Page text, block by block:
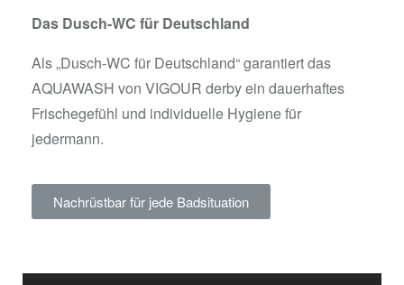
Das Dusch-WC für Deutschland
Als „Dusch-WC für Deutschland“ garantiert das
AQUAWASH von VIGOUR derby ein dauerhaftes
Frischegefühl und individuelle Hygiene für
jedermann.
Nachrüstbar für jede Badsituation